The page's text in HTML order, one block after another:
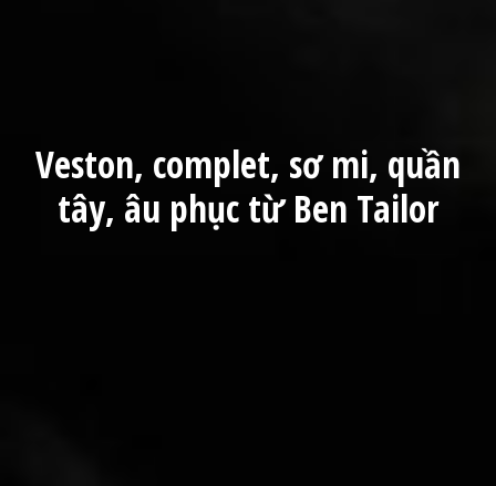
Veston, complet, sơ mi, quần
tây, âu phục từ Ben Tailor